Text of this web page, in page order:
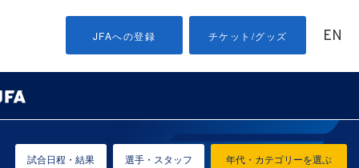
JFAへの登録 チケット/グッズ EN
年代・カテゴリーを選ぶ
試合日程・結果 選手・スタッフ